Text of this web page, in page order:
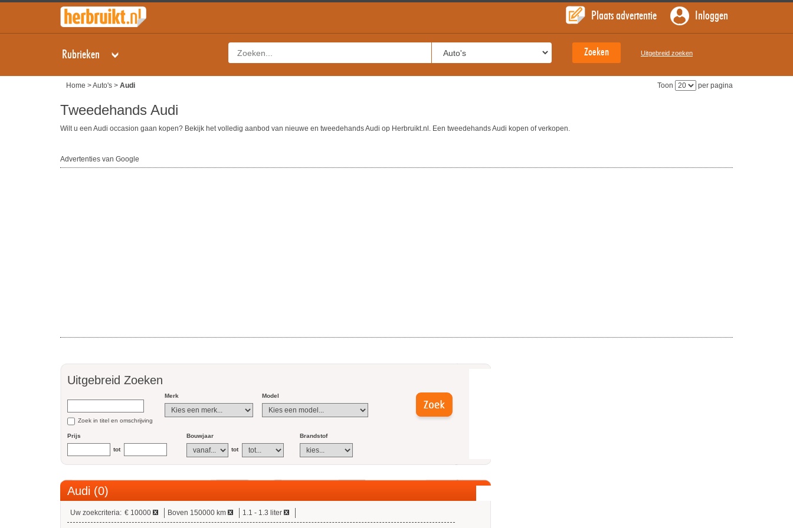
Plaats advertentie Inloggen
Rubrieken Uitgebreid zoeken
Home >Auto's > Audi Toon per pagina
Tweedehands Audi
Wilt u een Audi occasion gaan kopen? Bekijk het volledig aanbod van nieuwe en tweedehands Audi op Herbruikt.nl. Een tweedehands Audi kopen of verkopen.
Advertenties van Google
Uitgebreid Zoeken
Zoek in titel en omschrijving
Merk Model
Prijs
tot
Bouwjaar
tot
Brandstof
Audi (0)
Uw zoekcriteria: € 10000 Boven 150000 km 1.1 - 1.3 liter